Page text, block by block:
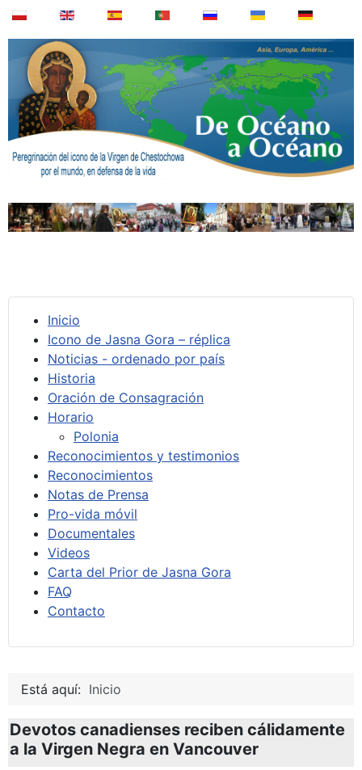
Inicio
Icono de Jasna Gora – réplica
Noticias - ordenado por país
Historia
Oración de Consagración
Horario
Polonia
Reconocimientos y testimonios
Reconocimientos
Notas de Prensa
Pro-vida móvil
Documentales
Videos
Carta del Prior de Jasna Gora
FAQ
Contacto
Está aquí: Inicio
Devotos canadienses reciben cálidamente
a la Virgen Negra en Vancouver